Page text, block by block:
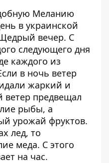
Меланию
в украинской
вечер. С
следующего дня
каждого из
в ночь ветер
жаркий и
предвещал
рыбы, а
урожай фруктов.
лед, то
меда. С этого
на час.